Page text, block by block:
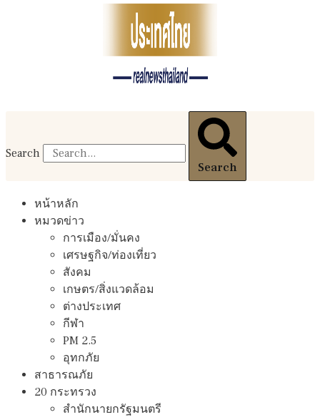
Search
Search
หน้าหลัก
หมวดข่าว
การเมือง/มั่นคง
เศรษฐกิจ/ท่องเที่ยว
สังคม
เกษตร/สิ่งแวดล้อม
ต่างประเทศ
กีฬา
PM 2.5
อุทกภัย
สาธารณภัย
20 กระทรวง
สํานักนายกรัฐมนตรี